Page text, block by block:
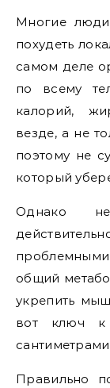
Многие
похудеть
самом деле
по всему
калорий,
везде, а не
поэтому не
который
Однако
общий
укрепить
вот ключ
Правильно